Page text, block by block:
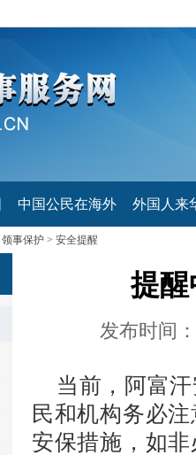
中国公民在海外 外国人来
领事保护 > 安全提醒
提
发布时间
当前，阿富
民和机构务必
安保措施，如